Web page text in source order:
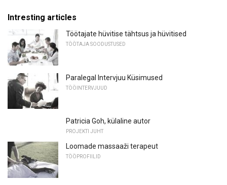
Intresting articles
Töötajate hüvitise tähtsus ja hüvitised
TÖÖTAJA SOODUSTUSED
Paralegal Intervjuu Küsimused
TÖÖINTERVJUUD
Patricia Goh, külaline autor
PROJEKTI JUHT
Loomade massaaži terapeut
TÖÖPROFIILID